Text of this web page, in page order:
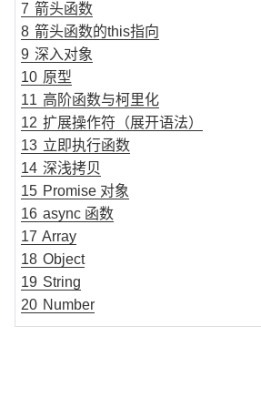
7 箭头函数
8 箭头函数的this指向
9 深入对象
10 原型
11 高阶函数与柯里化
12 扩展操作符（展开语法）
13 立即执行函数
14 深浅拷贝
15 Promise 对象
16 async 函数
17 Array
18 Object
19 String
20 Number